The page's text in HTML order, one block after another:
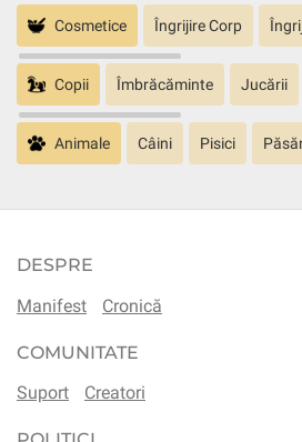
Cosmetice Îngrijire Corp
Copii Îmbrăcăminte Jucării
Animale Câini Pisici
DESPRE
Manifest
Cronică
COMUNITATE
Suport
Creatori